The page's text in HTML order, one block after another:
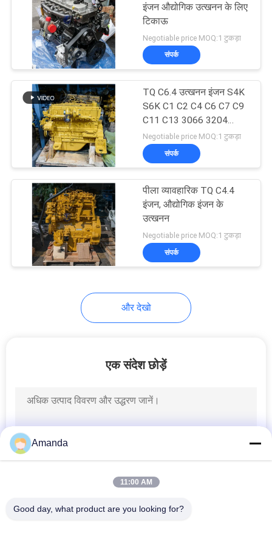
कावासाकी हाइड्रोलिक पंप
34
खुदाई यात्रा मोटर
हाइड्रोलिक मरम्मत किट
हाइड्रोलिक ओवरफ्लो
10
इंजन औद्योगिक उत्खनन के लिए
टिकाऊ
Negotiable price MOQ:1 टुकड़ा
संपर्क
TQ C6.4 उत्खनन इंजन S4K
S6K C1 C2 C4 C6 C7 C9
C11 C13 3066 3204
3306 3406
Negotiable price MOQ:1 टुकड़ा
संपर्क
पीला व्यावहारिक TQ C4.4
इंजन, औद्योगिक इंजन के
उत्खनन
Negotiable price MOQ:1 टुकड़ा
संपर्क
और देखो
एक संदेश छोड़ें
Amanda
11:00 AM
Good day, what product are you looking for?